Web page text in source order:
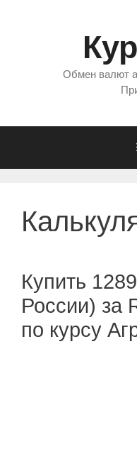
Обмен валют
Купить
России) за
по курсу